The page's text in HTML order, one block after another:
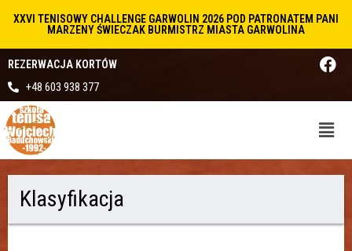
XXVI TENISOWY CHALLENGE GARWOLIN 2026 POD PATRONATEM PANI
MARZENY ŚWIECZAK BURMISTRZ MIASTA GARWOLINA
REZERWACJA KORTÓW
+48 603 938 377
Klasyfikacja